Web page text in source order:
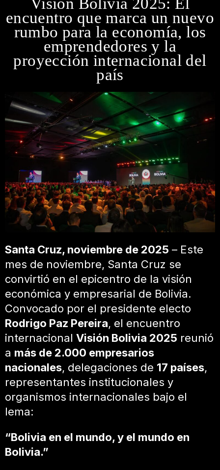
Visión Bolivia 2025: El
encuentro que marca un nuevo
rumbo para la economía, los
emprendedores y la
proyección internacional del
país
Santa Cruz, noviembre de 2025 – Este
mes de noviembre, Santa Cruz se
convirtió en el epicentro de la visión
económica y empresarial de Bolivia.
Convocado por el presidente electo
Rodrigo Paz Pereira, el encuentro
internacional Visión Bolivia 2025 reunió
a más de 2.000 empresarios
nacionales, delegaciones de 17 países,
representantes institucionales y
organismos internacionales bajo el
lema:
“Bolivia en el mundo, y el mundo en
Bolivia.”